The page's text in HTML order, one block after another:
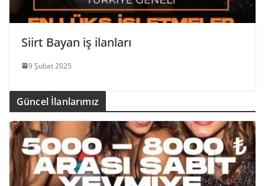
Siirt Bayan iş ilanları
9 Şubat 2025
Güncel İlanlarımız